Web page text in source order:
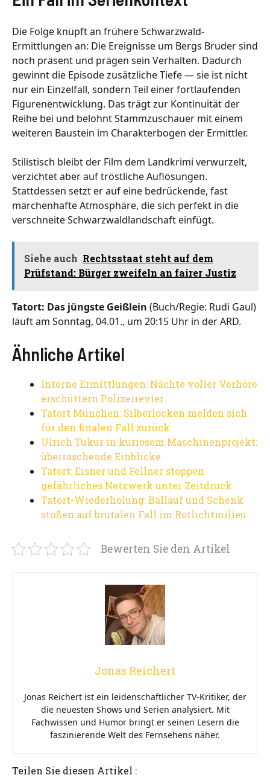
Die Folge knüpft an frühere Schwarzwald-
Ermittlungen an: Die Ereignisse um Bergs Bruder sind
noch präsent und prägen sein Verhalten. Dadurch
gewinnt die Episode zusätzliche Tiefe — sie ist nicht
nur ein Einzelfall, sondern Teil einer fortlaufenden
Figurenentwicklung. Das trägt zur Kontinuität der
Reihe bei und belohnt Stammzuschauer mit einem
weiteren Baustein im Charakterbogen der Ermittler.
Stilistisch bleibt der Film dem Landkrimi verwurzelt,
verzichtet aber auf tröstliche Auflösungen.
Stattdessen setzt er auf eine bedrückende, fast
märchenhafte Atmosphäre, die sich perfekt in die
verschneite Schwarzwaldlandschaft einfügt.
Siehe auch Rechtsstaat steht auf dem
Prüfstand: Bürger zweifeln an fairer Justiz
Tatort: Das jüngste Geißlein (Buch/Regie: Rudi Gaul)
läuft am Sonntag, 04.01., um 20:15 Uhr in der ARD.
Ähnliche Artikel
Interne Ermittlungen: Nächte voller Verhöre
erschüttern Polizeirevier
Tatort München: Silberlocken melden sich
für den finalen Fall zurück
Ulrich Tukur in kuriosem Maschinenprojekt:
überraschende Einblicke
Tatort: Eisner und Fellner stoppen
gefährliches Netzwerk unter Zeitdruck
Tatort-Wiederholung: Ballauf und Schenk
stoßen auf brutalen Fall im Rotlichtmilieu
Bewerten Sie den Artikel
Jonas Reichert
Jonas Reichert ist ein leidenschaftlicher TV-Kritiker, der
die neuesten Shows und Serien analysiert. Mit
Fachwissen und Humor bringt er seinen Lesern die
faszinierende Welt des Fernsehens näher.
Teilen Sie diesen Artikel :